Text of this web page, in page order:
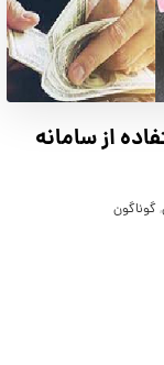
از سامانه
,گوناگون